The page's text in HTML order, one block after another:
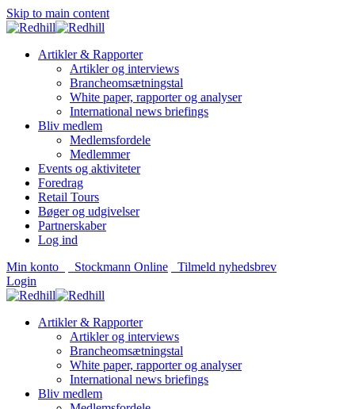
Skip to main content
Artikler & Rapporter
Artikler og interviews
Brancheomsætningstal
White paper, rapporter og analyser
International news briefings
Bliv medlem
Medlemsfordele
Medlemmer
Events og aktiviteter
Foredrag
Retail Tours
Bøger og udgivelser
Partnerskaber
Log ind
Min konto
Stockmann Online
Tilmeld nyhedsbrev
Login
Artikler & Rapporter
Artikler og interviews
Brancheomsætningstal
White paper, rapporter og analyser
International news briefings
Bliv medlem